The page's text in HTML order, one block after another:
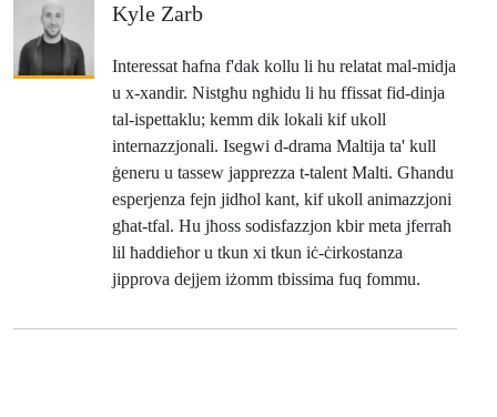
Kyle Zarb
Interessat ħafna f'dak kollu li hu relatat mal-midja
u x-xandir. Nistgħu ngħidu li hu ffissat fid-dinja
tal-ispettaklu; kemm dik lokali kif ukoll
internazzjonali. Isegwi d-drama Maltija ta' kull
ġeneru u tassew japprezza t-talent Malti. Għandu
esperjenza fejn jidħol kant, kif ukoll animazzjoni
għat-tfal. Hu jħoss sodisfazzjon kbir meta jferraħ
lil ħaddieħor u tkun xi tkun iċ-ċirkostanza
jipprova dejjem iżomm tbissima fuq fommu.